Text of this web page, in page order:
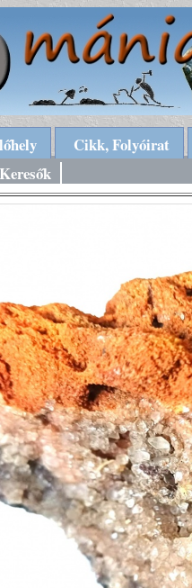
Cikk, Folyóirat
Keresők